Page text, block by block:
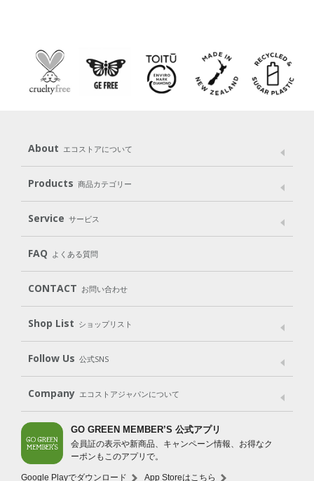
About エコストアについて
メッセージ ブランドストーリー
パッケージへのこだわり
動物実験をしない
Products 商品カテゴリー
Laundry
Body（ボディ） Hair（ヘア） Oral care（オーラルケア）
Goods （グッズ）
Gift set
Service サービス
User Guide
Subscription（定期便）
FAQ よくある質問
CONTACT お問い合わせ
Shop List ショップリスト
Shop List
Follow Us 公式SNS
LINE＠ Instagram Facebook
Company エコストアジャパンについて
会社案内 ご利用規約
プライバシーポリシー
特定商取引法に基づく表示
免責事項
法人会員サービス
New Zealand Site
GO GREEN MEMBER’S 公式アプリ
会員証の表示や新商品、キャンペーン情報、お得なク
ーポンもこのアプリで。
Google Playでダウンロード App Storeはこちら